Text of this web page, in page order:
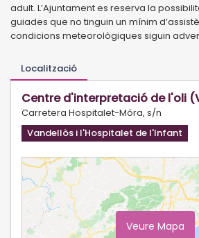
adult. L’Ajuntament es reserva la
guiades que no tinguin un mínim
condicions meteorològiques siguin
Localització
Centre d'interpretació de l'oli
Carretera Hospitalet-Móra, s/n
Vandellòs i l'Hospitalet de l'Infant
Veure Mapa